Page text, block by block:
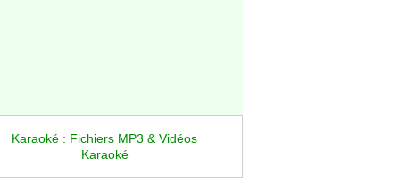
Karaoké : Fichiers MP3 & Vidéos
Karaoké